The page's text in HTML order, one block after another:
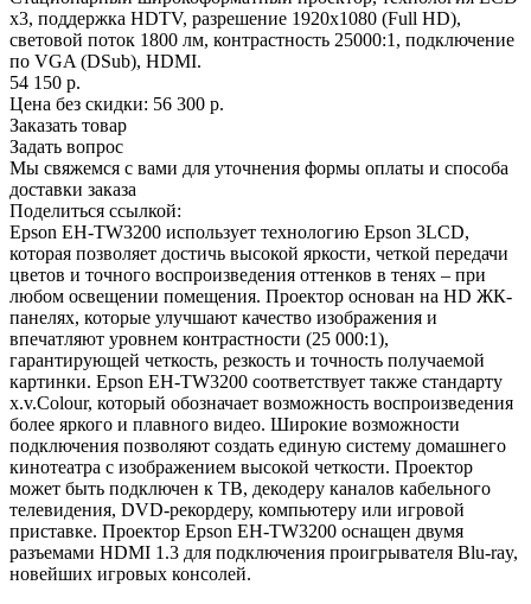
x3, поддержка HDTV, разрешение 1920x1080 (Full HD),
световой поток 1800 лм, контрастность 25000:1, подключение
по VGA (DSub), HDMI.
54 150 р.
Цена без скидки: 56 300 р.
Заказать товар
Задать вопрос
Мы свяжемся с вами для уточнения формы оплаты и способа
доставки заказа
Поделиться ссылкой:
Epson EH-TW3200 использует технологию Epson 3LCD,
которая позволяет достичь высокой яркости, четкой передачи
цветов и точного воспроизведения оттенков в тенях – при
любом освещении помещения. Проектор основан на HD ЖК-
панелях, которые улучшают качество изображения и
впечатляют уровнем контрастности (25 000:1),
гарантирующей четкость, резкость и точность получаемой
картинки. Epson EH-TW3200 соответствует также стандарту
x.v.Colour, который обозначает возможность воспроизведения
более яркого и плавного видео. Широкие возможности
подключения позволяют создать единую систему домашнего
кинотеатра с изображением высокой четкости. Проектор
может быть подключен к ТВ, декодеру каналов кабельного
телевидения, DVD-рекордеру, компьютеру или игровой
приставке. Проектор Epson EH-TW3200 оснащен двумя
разъемами HDMI 1.3 для подключения проигрывателя Blu-ray,
новейших игровых консолей.